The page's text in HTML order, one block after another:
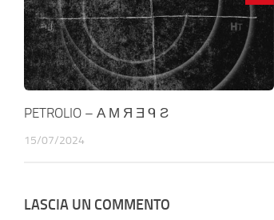
PETROLIO – А М Я Ǝ ᑫ Ƨ
15/07/2024
LASCIA UN COMMENTO